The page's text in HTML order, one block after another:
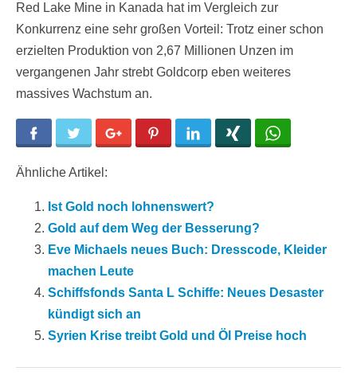
Red Lake Mine in Kanada hat im Vergleich zur
Konkurrenz eine sehr großen Vorteil: Trotz einer schon
erzielten Produktion von 2,67 Millionen Unzen im
vergangenen Jahr strebt Goldcorp eben weiteres
massives Wachstum an.
Facebook Twitter Google+ Pinterest LinkedIn
Ähnliche Artikel:
Ist Gold noch lohnenswert?
Gold auf dem Weg der Besserung?
Eve Michaels neues Buch: Dresscode, Kleider
machen Leute
Schiffsfonds Santa L Schiffe: Neues Desaster
kündigt sich an
Syrien Krise treibt Gold und Öl Preise hoch